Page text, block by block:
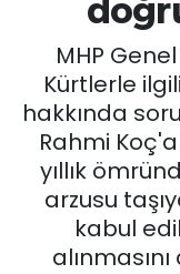
MHP
Kürtlerle
hakkında
Rahmi
yıllık
arzusu
kabul
Son Dakika
Haber Arşivi